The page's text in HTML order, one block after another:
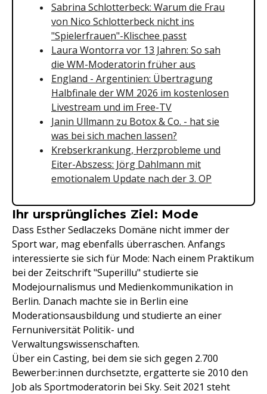
Sabrina Schlotterbeck: Warum die Frau
von Nico Schlotterbeck nicht ins
"Spielerfrauen"-Klischee passt
Laura Wontorra vor 13 Jahren: So sah
die WM-Moderatorin früher aus
England - Argentinien: Übertragung
Halbfinale der WM 2026 im kostenlosen
Livestream und im Free-TV
Janin Ullmann zu Botox & Co. - hat sie
was bei sich machen lassen?
Krebserkrankung, Herzprobleme und
Eiter-Abszess: Jörg Dahlmann mit
emotionalem Update nach der 3. OP
Ihr ursprüngliches Ziel: Mode
Dass Esther Sedlaczeks Domäne nicht immer der
Sport war, mag ebenfalls überraschen. Anfangs
interessierte sie sich für Mode: Nach einem Praktikum
bei der Zeitschrift "Superillu" studierte sie
Modejournalismus und Medienkommunikation in
Berlin. Danach machte sie in Berlin eine
Moderationsausbildung und studierte an einer
Fernuniversität Politik- und
Verwaltungswissenschaften.
Über ein Casting, bei dem sie sich gegen 2.700
Bewerber:innen durchsetzte, ergatterte sie 2010 den
Job als Sportmoderatorin bei Sky. Seit 2021 steht